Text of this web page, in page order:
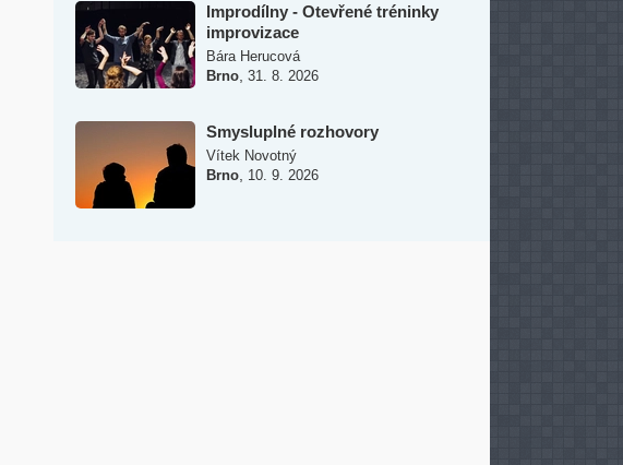
Improdílny - Otevřené tréninky
improvizace
Bára Herucová
Brno 31. 8. 2026
Smysluplné rozhovory
Vítek Novotný
Brno 10. 9. 2026